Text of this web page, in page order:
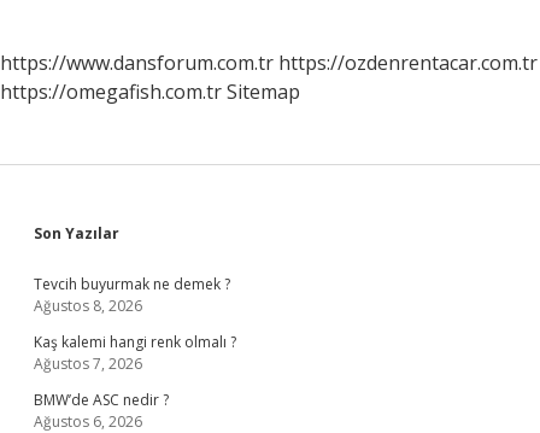
https://www.dansforum.com.tr https://ozdenrentacar.com.tr
https://omegafish.com.trSitemap
Sidebar
Son Yazılar
Tevcih buyurmak ne demek ?
Ağustos 8, 2026
Kaş kalemi hangi renk olmalı ?
Ağustos 7, 2026
BMW’de ASC nedir ?
Ağustos 6, 2026